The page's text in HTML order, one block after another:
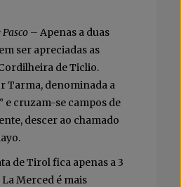
– Apenas a duas
ser apreciadas as
de Ticlio.
Tarma, denominada a
e cruzam-se campos de
descer ao chamado
de Tirol fica apenas a 3
Merced é mais